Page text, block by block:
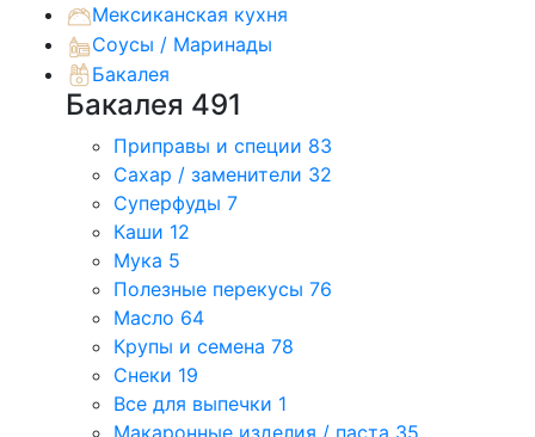
Мексиканская кухня
Соусы / Маринады
Бакалея
Бакалея 491
Приправы и специи 83
Сахар / заменители 32
Суперфуды 7
Каши 12
Мука 5
Полезные перекусы 76
Масло 64
Крупы и семена 78
Снеки 19
Все для выпечки 1